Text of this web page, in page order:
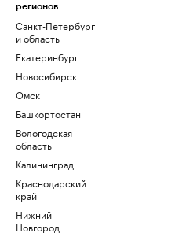
регионов
Санкт-Петербург
и область
Екатеринбург
Новосибирск
Омск
Башкортостан
Вологодская
область
Калининград
Краснодарский
край
Нижний
Новгород